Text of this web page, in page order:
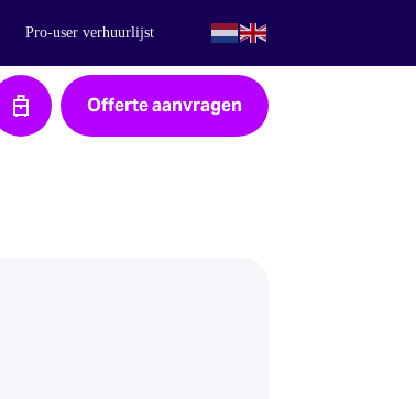
Pro-user verhuurlijst
Aanvraag Offerte aanvragen